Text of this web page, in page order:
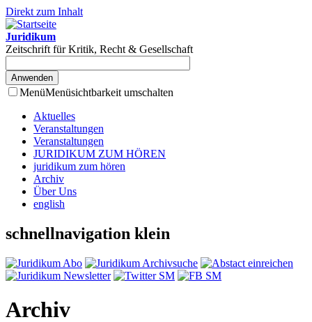
Direkt zum Inhalt
Juridikum
Zeitschrift für Kritik, Recht & Gesellschaft
MenüMenüsichtbarkeit umschalten
Aktuelles
Veranstaltungen
Veranstaltungen
JURIDIKUM ZUM HÖREN
juridikum zum hören
Archiv
Über Uns
english
schnellnavigation klein
Archiv